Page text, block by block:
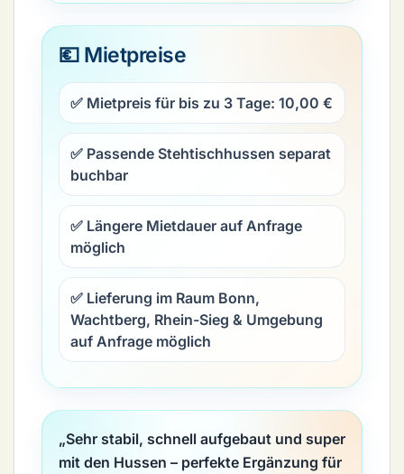
💶 Mietpreise
✅ Mietpreis für bis zu 3 Tage: 10,00 €
✅ Passende Stehtischhussen separat
buchbar
✅ Längere Mietdauer auf Anfrage
möglich
✅ Lieferung im Raum Bonn,
Wachtberg, Rhein-Sieg & Umgebung
auf Anfrage möglich
„Sehr stabil, schnell aufgebaut und super
mit den Hussen – perfekte Ergänzung für